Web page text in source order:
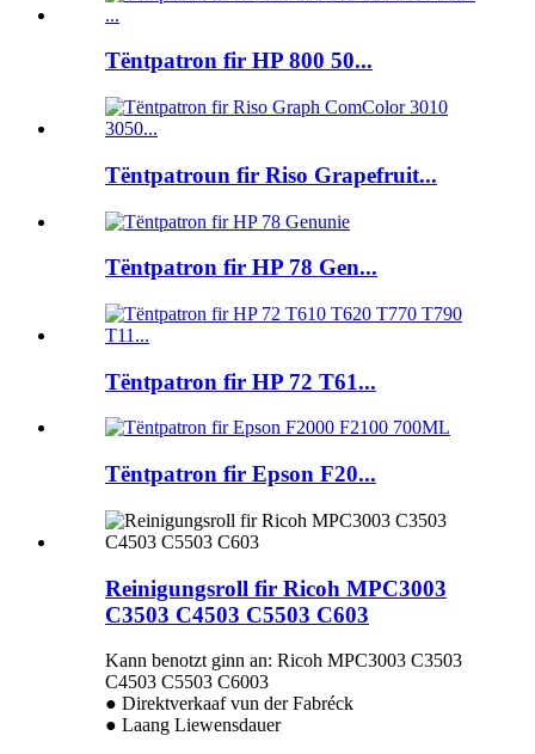
Tëntpatron fir HP 800 50...
Tëntpatroun fir Riso Grapefruit...
Tëntpatron fir HP 78 Gen...
Tëntpatron fir HP 72 T61...
Tëntpatron fir Epson F20...
Reinigungsroll fir Ricoh MPC3003
C3503 C4503 C5503 C603
Kann benotzt ginn an: Ricoh MPC3003 C3503
C4503 C5503 C6003
● Direktverkaaf vun der Fabréck
● Laang Liewensdauer